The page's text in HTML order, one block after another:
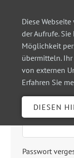
Diese
der Aufrufe.
Möglichkeit
übermitteln. Ihr
von externen
Erfahren Sie
Login
Benutzername
Passwort
Passwort